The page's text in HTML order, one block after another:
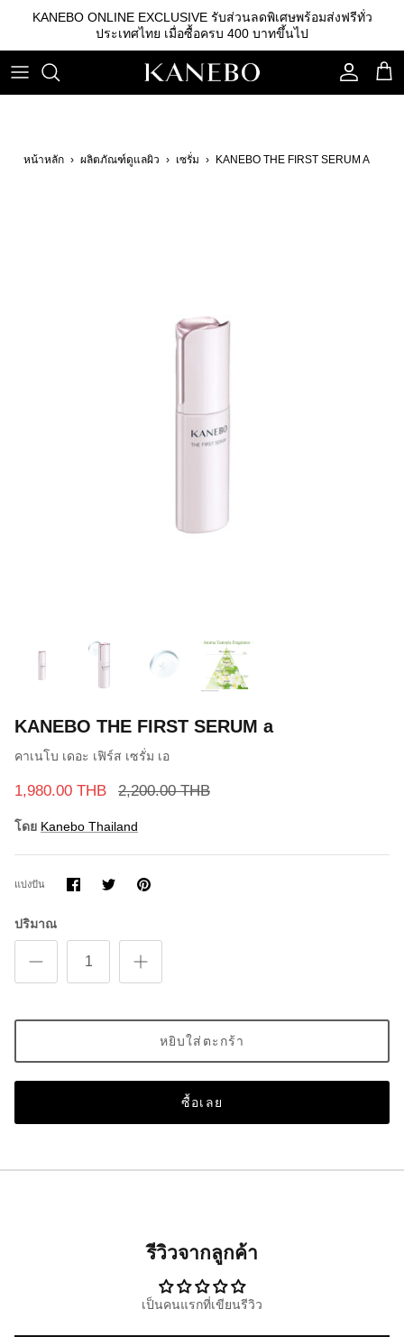
ที่
เนื้อหา
KANEBO ONLINE EXCLUSIVE รับส่วนลดพิเศษพร้อมส่งฟรีทั่ว
ประเทศไทย เมื่อซื้อครบ 400 บาทขึ้นไป
คลีนซิ่ง
โลชั่น
รองพื้น
แป้ง
คิ้ว
อายแชโดว์
หน้าหลัก › ผลิตภัณฑ์ดูแลผิว › เซรั่ม › KANEBO THE FIRST SERUM A
KANEBO THE FIRST SERUM a
คาเนโบ เดอะ เฟิร์ส เซรั่ม เอ
1,980.00 THB 2,200.00 THB
โดย Kanebo Thailand
แบ่งปัน
แบ่ง
แบ่ง
ขา
ปริมาณ
หยิบใส่ตะกร้า
ซื้อเลย
รีวิวจากลูกค้า
เป็นคนแรกที่เขียนรีวิว